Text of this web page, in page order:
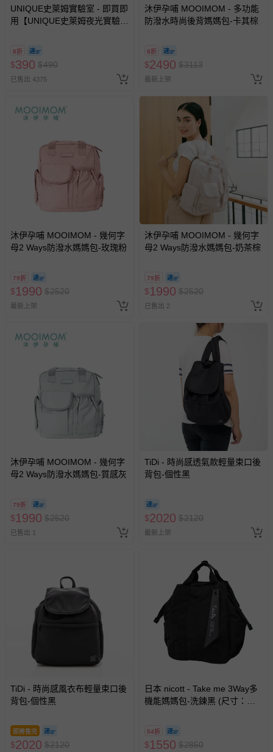
UNIQUE史萊姆實驗室 - 即買即
用【UNIQUE史萊姆夜光實驗室
訂單編號兌換，逾期作廢) (大
人小孩均一價(3歲以上需購票))
8折
$390 $490
已售出 4375
沐伊孕哺 MOOIMOM - 多功能
防潑水時尚後背媽媽包-卡其棕
8折
$2490 $3113
最新上架
沐伊孕哺 MOOIMOM - 幾何字
母2 Ways防潑水媽媽包-玫瑰粉
79折
$1990 $2520
最新上架
沐伊孕哺 MOOIMOM - 幾何字
母2 Ways防潑水媽媽包-奶茶棕
79折
$1990 $2520
已售出 2
沐伊孕哺 MOOIMOM - 幾何字
母2 Ways防潑水媽媽包-質感灰
79折
$1990 $2520
已售出 1
TiDi - 時尚感透氣款輕量束口後
背包-個性黑
$2020 $2120
最新上架
TiDi - 時尚感風衣布輕量束口後
背包-個性黑
即將售完
$2020 $2120
日本 nicott - Take me 3Way多
機能媽媽包-洗鍊黑 (尺寸：高
54折
$1550 $2850